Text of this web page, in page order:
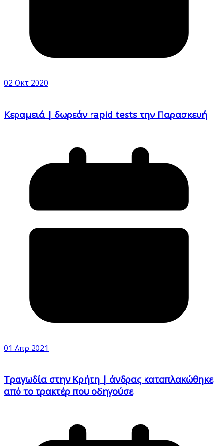
02 Οκτ 2020
Κεραμειά | δωρεάν rapid tests την Παρασκευή
01 Απρ 2021
Τραγωδία στην Κρήτη | άνδρας καταπλακώθηκε
από το τρακτέρ που οδηγούσε